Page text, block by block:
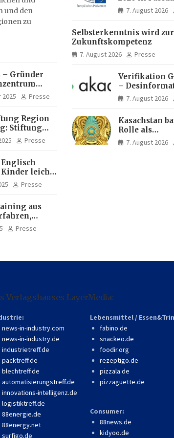
und den
zu
– Gründer
Casa
Bildung und
in
Presse
Region
Stiftung
Maaß
Presse
leicht
Presse
aus
online
Presse
Menschen
Ideen für
7. August 2026
Selbsterkenntnis wird zur
Zukunftskompetenz
7. August 2026 Presse
Verifikation
–
Fake News,
Inhalte | dpa-
7. August 2026
Kasachstan
Rolle als
zwischen
7. August 2026
Verlagshauses LayerMedia:
news-in-industry.com
news-in-industry.de
industrietreff.de
packtreff.de
blechtreff.de
automatisierungstreff.de
innovations-intelligenz.de
logistiktreff.de
88energie.de
88energy.net
surfigo.de
Lebensmittel /
fabino.de
snackeo.de
foodir.org
rezeptigo.de
pizzala.de
pizzaguette.de
Consumer:
88news.de
kidyoo.de